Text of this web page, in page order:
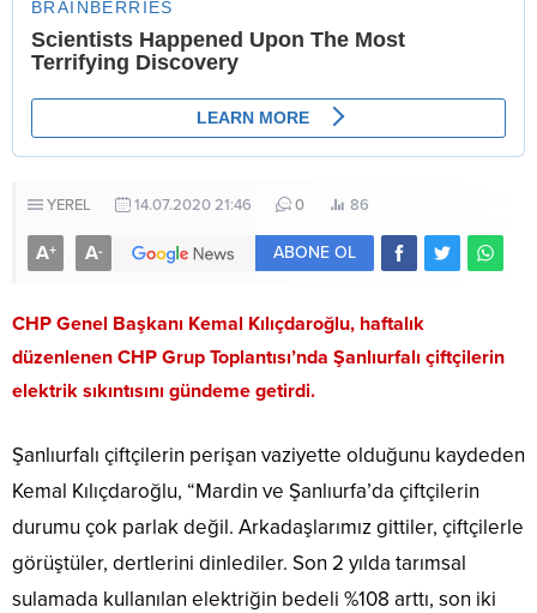
YEREL 14.07.2020 21:46 0 86
A+ A- ABONE OL
CHP Genel Başkanı Kemal Kılıçdaroğlu, haftalık
düzenlenen CHP Grup Toplantısı’nda Şanlıurfalı çiftçilerin
elektrik sıkıntısını gündeme getirdi.
Şanlıurfalı çiftçilerin perişan vaziyette olduğunu kaydeden
Kemal Kılıçdaroğlu, “Mardin ve Şanlıurfa’da çiftçilerin
durumu çok parlak değil. Arkadaşlarımız gittiler, çiftçilerle
görüştüler, dertlerini dinlediler. Son 2 yılda tarımsal
sulamada kullanılan elektriğin bedeli %108 arttı, son iki